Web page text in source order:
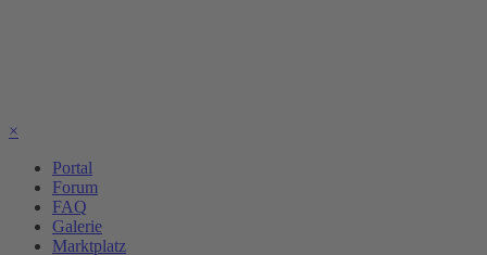
×
Portal
Forum
FAQ
Galerie
Marktplatz